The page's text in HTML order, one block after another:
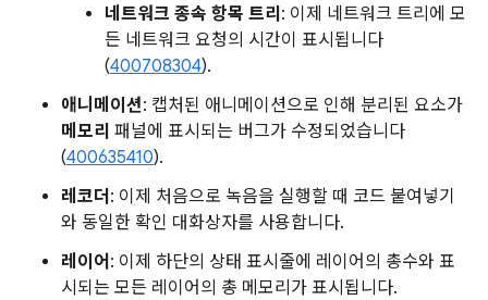
네트워크 종속 항목 트리 : 이제 네트워크 트리에 모
든 네트워크 요청의 시간이 표시됩니다
(400708304).
애니메이션: 캡처된 애니메이션으로 인해 분리된 요소가
메모리 패널에 표시되는 버그가 수정되었습니다
(400635410).
레코더 : 이제 처음으로 녹음을 실행할 때 코드 붙여넣기
와 동일한 확인 대화상자를 사용합니다.
레이어 : 이제 하단의 상태 표시줄에 레이어의 총수와 표
시되는 모든 레이어의 총 메모리가 표시됩니다.